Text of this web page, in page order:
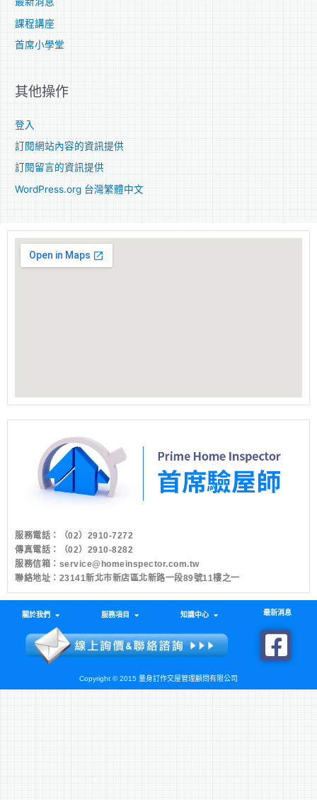
課程講座
首席小學堂
其他操作
登入
訂閱網站內容的資訊提供
訂閱留言的資訊提供
WordPress.org 台灣繁體中文
服務電話：
（02）2910-7272
傳真電話：（02）2910-8282
服務信箱： service@homeinspector.com.tw
聯絡地址：23141新北市新店區北新路一段89號11樓之一
關於我們 服務項目 知識中心 最新消息
Copyright © 2015 量身訂作交屋管理顧問有限公司